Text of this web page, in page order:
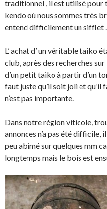
traditionnel , il est utilisé pour
kendo où nous sommes très
entend difficilement un sifflet .
L’ achat d’ un véritable taiko
club, après des recherches
d’un petit taiko à partir d’un
faut juste qu’il soit joli et qu’il
n’est pas importante.
Dans notre région viticole,
annonces n’a pas été difficile,
peu abimé sur quelques mm
longtemps mais le bois est